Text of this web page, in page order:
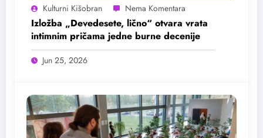
Kulturni Kišobran
Izložba „Devedesete, lično“ otvara vrata
intimnim pričama jedne burne decenije
Jun 25, 2026